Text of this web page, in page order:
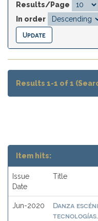
Results/Page
In order
Results 1-1 of 1
Item hits:
Issue
Date
Title
Jun-2020
Danza